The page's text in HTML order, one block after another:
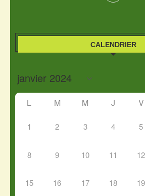
CALENDRIER
L M M J V
1 2 3 4 5
8 9 10 11 12
15 16 17 18 19